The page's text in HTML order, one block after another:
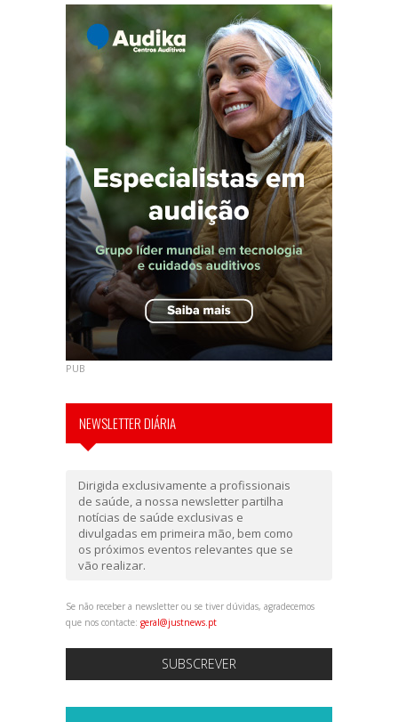
PUB
NEWSLETTER DIÁRIA
Dirigida exclusivamente a profissionais
de saúde, a nossa newsletter partilha
notícias de saúde exclusivas e
divulgadas em primeira mão, bem como
os próximos eventos relevantes que se
vão realizar.
Se não receber a newsletter ou se tiver dúvidas, agradecemos
que nos contacte: geral@justnews.pt
SUBSCREVER